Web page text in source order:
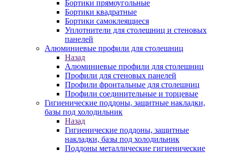
Бортики прямоугольные
Бортики квадратные
Бортики самоклеящиеся
Уплотнители для столешниц и стеновых
панелей
Алюминиевые профили для столешниц
Назад
Алюминиевые профили для столешниц
Профили для стеновых панелей
Профили фронтальные для столешниц
Профили соединительные и торцевые
Гигиенические поддоны, защитные накладки,
базы под холодильник
Назад
Гигиенические поддоны, защитные
накладки, базы под холодильник
Поддоны металлические гигиенические